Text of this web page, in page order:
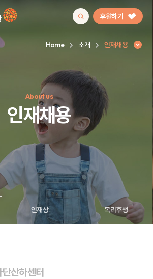
후원하기
레이스#캠페인#팬덤후원
Home 소개 인재채용
About us
인재채용
인재상 복리후생
단산하센터